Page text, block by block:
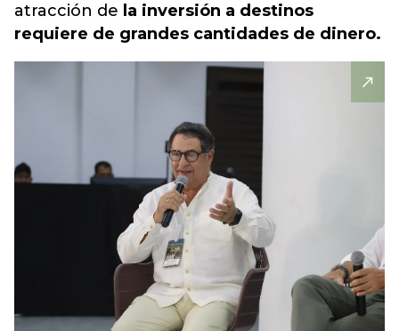
atracción de la inversión a destinos
requiere de grandes cantidades de dinero.